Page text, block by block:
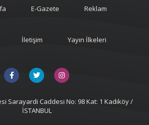
E-Gazete Reklam
İletişim Yayın İlkeleri
Sarayardi Caddesi No: 98 Kat: 1 Kadıköy /
İSTANBUL